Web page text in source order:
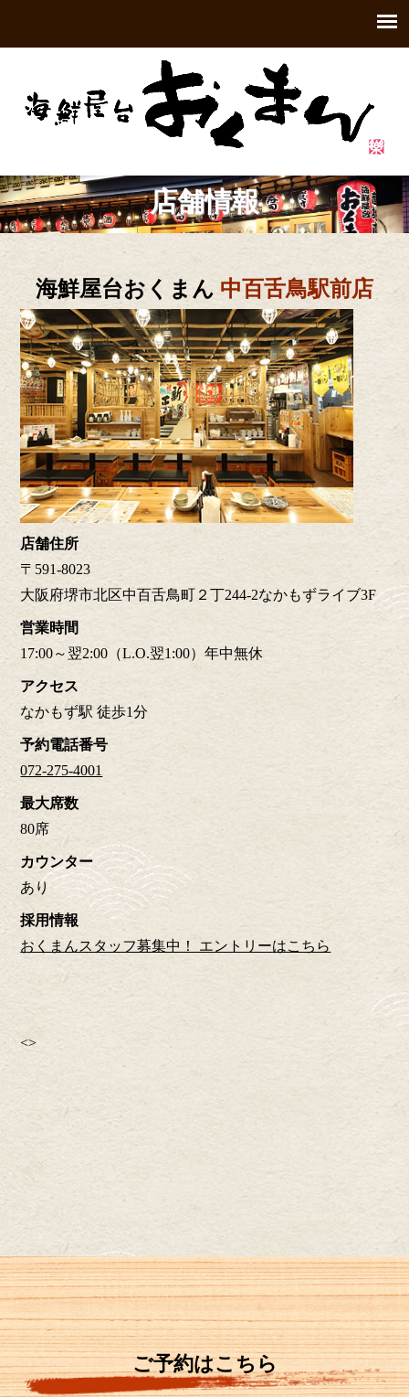
店舗情報
海鮮屋台おくまん 中百舌鳥駅前店
店舗住所
〒591-8023
大阪府堺市北区中百舌鳥町２丁244-2なかもずライブ3F
営業時間
17:00～翌2:00（L.O.翌1:00）年中無休
アクセス
なかもず駅 徒歩1分
予約電話番号
072-275-4001
最大席数
80席
カウンター
あり
採用情報
おくまんスタッフ募集中！ エントリーはこちら
<>
ご予約はこちら